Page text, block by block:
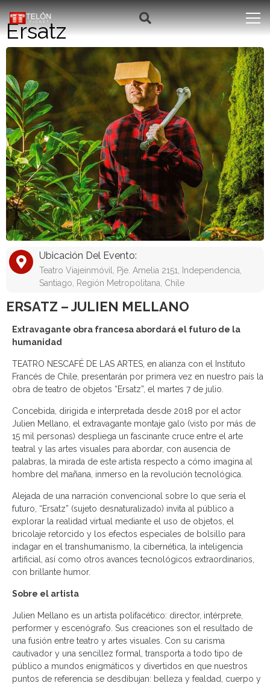
Ersatz
Ubicación Del Evento:
Teatro Viajeinmóvil, Pje. Amelia 2151, Independencia,
Santiago, Región Metropolitana, Chile
ERSATZ – JULIEN MELLANO
Extravagante obra francesa abordará el futuro de la
humanidad
TEATRO NESCAFÉ DE LAS ARTES, en alianza con el Instituto
Francés de Chile, presentarán por primera vez en nuestro país la
obra de teatro de objetos “Ersatz”, el martes 7 de julio.
Concebida, dirigida e interpretada desde 2018 por el actor
Julien Mellano, el extravagante montaje galo (visto por más de
15 mil personas) despliega un fascinante cruce entre el arte
teatral y las artes visuales para abordar, con ausencia de
palabras, la mirada de este artista respecto a cómo imagina al
hombre del mañana, inmerso en la revolución tecnológica.
Alejada de una narración convencional sobre lo que sería el
futuro, “Ersatz” (sujeto desnaturalizado) invita al público a
explorar la realidad virtual mediante el uso de objetos, el
bricolaje retorcido y los efectos especiales de bolsillo para
indagar en el transhumanismo, la cibernética, la inteligencia
artificial, así como otros avances tecnológicos extraordinarios,
con brillante humor.
Sobre el artista
Julien Mellano es un artista polifacético: director, intérprete,
performer y escenógrafo. Sus creaciones son el resultado de
una fusión entre teatro y artes visuales. Con su carisma
cautivador y una sencillez formal, transporta a todo tipo de
público a mundos enigmáticos y divertidos en que nuestros
puntos de referencia se desdibujan: belleza y fealdad, cuerpo y